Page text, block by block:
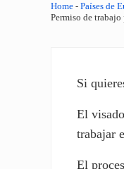
Home - Países de
Permiso de trabajo
Si
El
trabajar
El